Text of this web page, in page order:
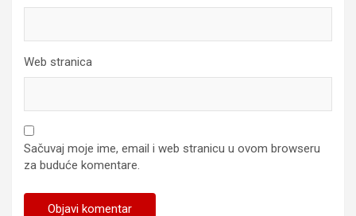
Web stranica
Sačuvaj moje ime, email i web stranicu u ovom browseru
za buduće komentare.